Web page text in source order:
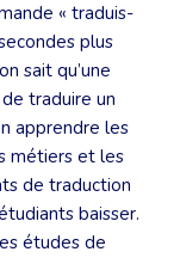
« traduis-
plus
sait qu’une
traduire un
apprendre les
métiers et les
de traduction
baisser.
études de